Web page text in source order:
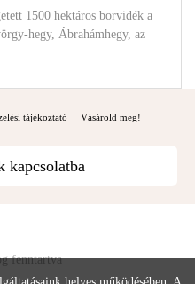
1500 hektáros borvidék a
hegy, Ábrahámhegy, az
tájékoztató Vásárold meg!
kapcsolatba
fenntartva